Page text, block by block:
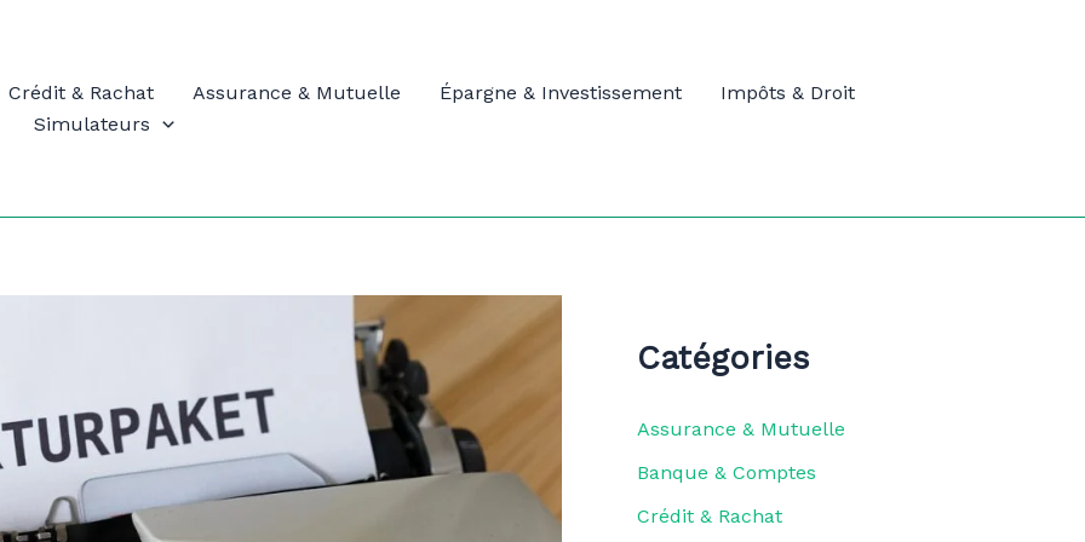
Crédit & Rachat Assurance & Mutuelle Épargne & Investissement
Impôts & Droit
Simulateurs
Catégories
Assurance & Mutuelle
Banque & Comptes
Crédit & Rachat